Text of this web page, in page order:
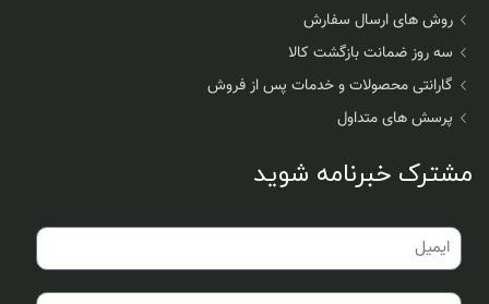
روش های ارسال سفارش
سه روز ضمانت بازگشت کالا
گارانتی محصولات و خدمات پس از فروش
پرسش های متداول
مشترک خبرنامه شوید